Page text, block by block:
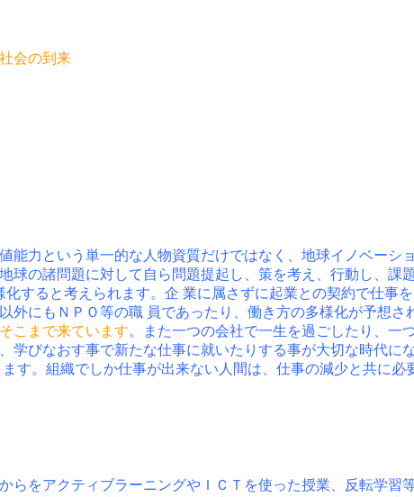
会の到来
力という単一的な人物資質だけではなく、地球イノベーシ
の諸問題に対して自ら問題提起し、策を考え、行動し、課
すると考えられます。企 業に属さずに起業との契約で仕事
にもＮＰＯ等の職 員であったり、働き方の多様化が予想さ
こまで来ています。また一つの会社で一生を過ごしたり、一
びなおす事で新たな仕事に就いたりする事が大切な時代に
す。組織でしか仕事が出来ない人間は、仕事の減少と共に
をアクティブラーニングやＩＣＴを使った授業、反転学習